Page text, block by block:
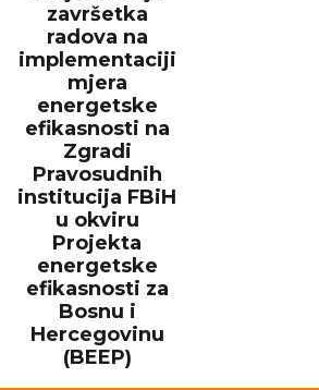
završetka
radova na
implementaciji
mjera
energetske
efikasnosti na
Zgradi
Pravosudnih
institucija FBiH
u okviru
Projekta
energetske
efikasnosti za
Bosnu i
Hercegovinu
(BEEP)